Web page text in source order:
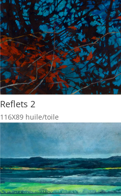
Reflets 2
116X89 huile/toile